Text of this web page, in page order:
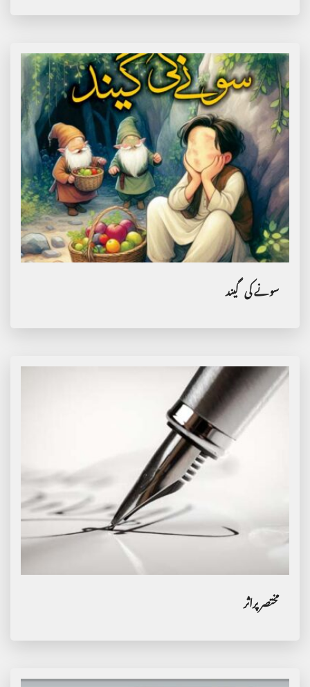
سونے کی گیند
مختصر پراثر